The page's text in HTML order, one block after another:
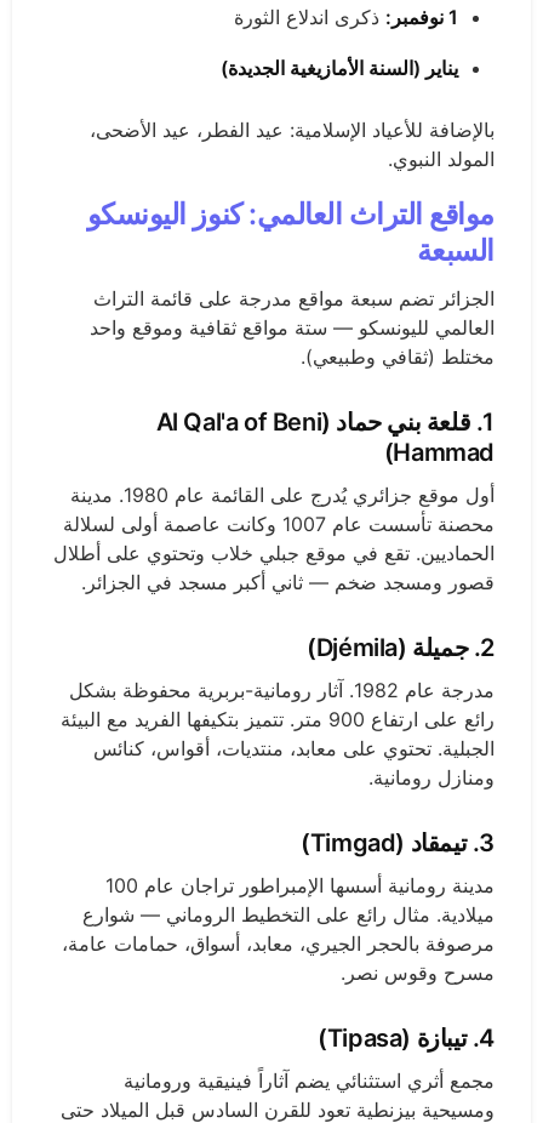
1 نوفمبر: ذكرى اندلاع الثورة
يناير (السنة الأمازيغية الجديدة)
بالإضافة للأعياد الإسلامية: عيد الفطر، عيد الأضحى،
المولد النبوي.
مواقع التراث العالمي: كنوز اليونسكو
السبعة
الجزائر تضم سبعة مواقع مدرجة على قائمة التراث
العالمي لليونسكو — ستة مواقع ثقافية وموقع واحد
مختلط (ثقافي وطبيعي).
1. قلعة بني حماد (Al Qal'a of Beni
Hammad)
أول موقع جزائري يُدرج على القائمة عام 1980. مدينة
محصنة تأسست عام 1007 وكانت عاصمة أولى لسلالة
الحماديين. تقع في موقع جبلي خلاب وتحتوي على أطلال
قصور ومسجد ضخم — ثاني أكبر مسجد في الجزائر.
2. جميلة (Djémila)
مدرجة عام 1982. آثار رومانية-بربرية محفوظة بشكل
رائع على ارتفاع 900 متر. تتميز بتكيفها الفريد مع البيئة
الجبلية. تحتوي على معابد، منتديات، أقواس، كنائس
ومنازل رومانية.
3. تيمقاد (Timgad)
مدينة رومانية أسسها الإمبراطور تراجان عام 100
ميلادية. مثال رائع على التخطيط الروماني — شوارع
مرصوفة بالحجر الجيري، معابد، أسواق، حمامات عامة،
مسرح وقوس نصر.
4. تيبازة (Tipasa)
مجمع أثري استثنائي يضم آثاراً فينيقية ورومانية
ومسيحية بيزنطية تعود للقرن السادس قبل الميلاد حتى